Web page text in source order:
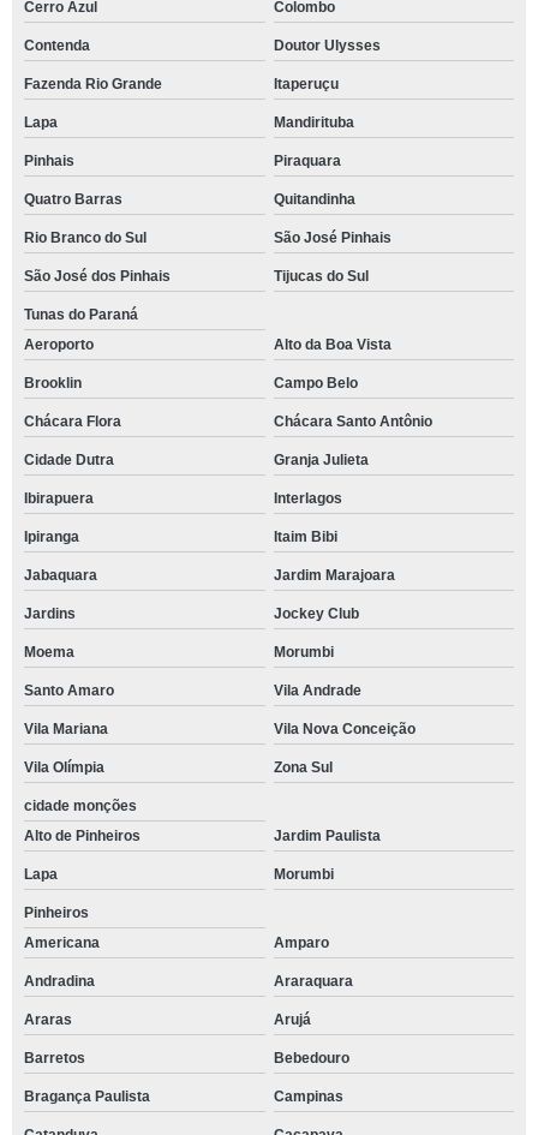
Cerro Azul Colombo
Contenda Doutor Ulysses
Fazenda Rio Grande Itaperuçu
Lapa Mandirituba
Pinhais Piraquara
Quatro Barras Quitandinha
Rio Branco do Sul São José Pinhais
São José dos Pinhais Tijucas do Sul
Tunas do Paraná
Aeroporto
Alto da Boa Vista
Brooklin Campo Belo
Chácara Flora Chácara Santo Antônio
Cidade Dutra Granja Julieta
Ibirapuera Interlagos
Ipiranga Itaim Bibi
Jabaquara Jardim Marajoara
Jardins Jockey Club
Moema Morumbi
Santo Amaro Vila Andrade
Vila Mariana Vila Nova Conceição
Vila Olímpia Zona Sul
cidade monções
Alto de Pinheiros
Jardim Paulista
Lapa Morumbi
Pinheiros
Americana
Amparo
Andradina Araraquara
Araras Arujá
Barretos Bebedouro
Bragança Paulista Campinas